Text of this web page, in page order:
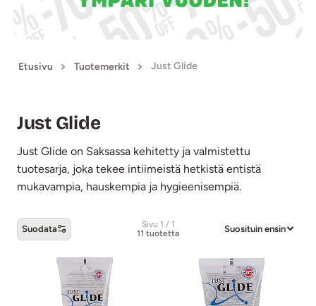
Etusivu Tuotemerkit Just Glide
Just Glide
Just Glide on Saksassa kehitetty ja valmistettu
tuotesarja, joka tekee intiimeistä hetkistä entistä
mukavampia, hauskempia ja hygieenisempiä.
Suodata
Sivu 1 / 1
11 tuotetta
Suosituin ensin
Just Glide -tuotteet